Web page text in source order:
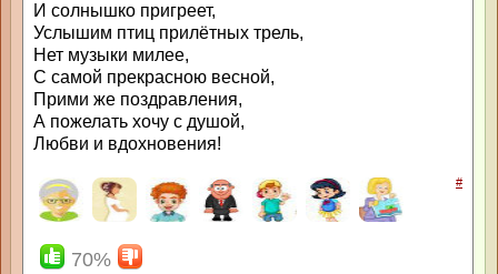
И солнышко пригреет,
Услышим птиц прилётных трель,
Нет музыки милее,
С самой прекрасною весной,
Прими же поздравления,
А пожелать хочу с душой,
Любви и вдохновения!
#
70%